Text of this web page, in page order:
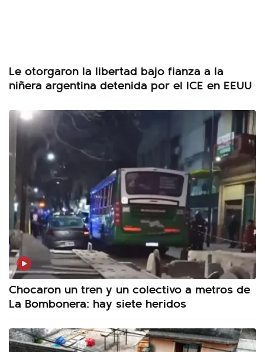
Le otorgaron la libertad bajo fianza a la
niñera argentina detenida por el ICE en EEUU
Chocaron un tren y un colectivo a metros de
La Bombonera: hay siete heridos